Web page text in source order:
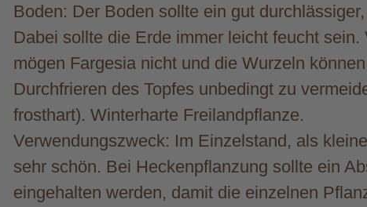
Boden: Der Boden sollte ein gut
Dabei sollte die Erde immer leicht feucht
mögen Fargesia nicht und die Wurzeln
Durchfrieren des Topfes unbedingt zu
frosthart). Winterharte Freilandpflanze.
Verwendungszweck: Im Einzelstand, als
sehr schön. Bei Heckenpflanzung sollte ein
eingehalten werden, damit die einzelnen